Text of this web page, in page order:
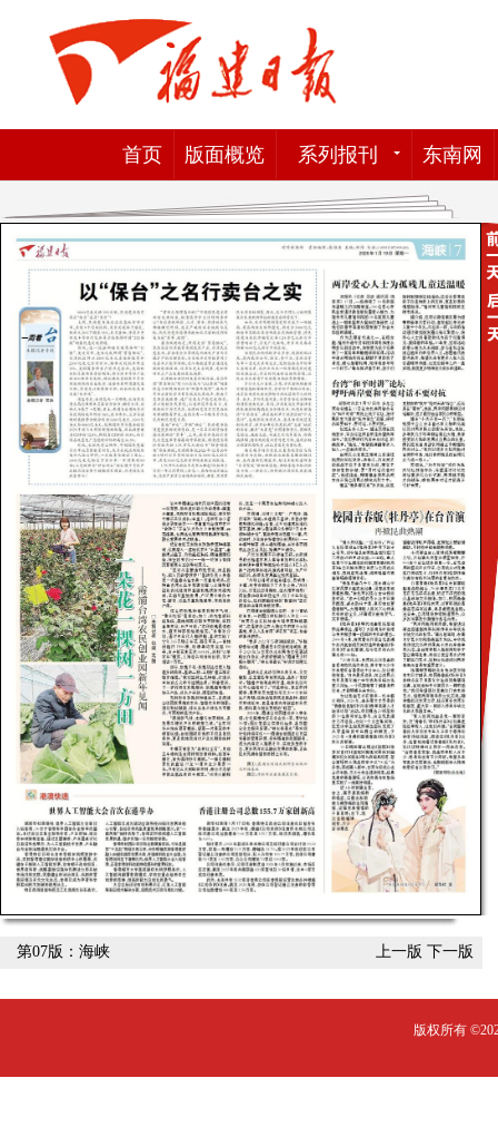
首页 版面概览 系列报刊 东南网
第07版：海峡 上一版 下一版
版权所有